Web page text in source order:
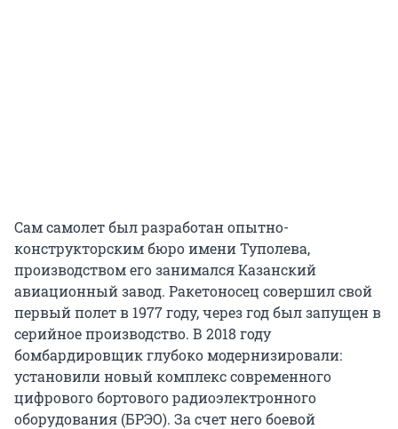
Сам самолет был разработан опытно-
конструкторским бюро имени Туполева,
производством его занимался Казанский
авиационный завод. Ракетоносец совершил свой
первый полет в 1977 году, через год был запущен в
серийное производство. В 2018 году
бомбардировщик глубоко модернизировали:
установили новый комплекс современного
цифрового бортового радиоэлектронного
оборудования (БРЭО). За счет него боевой